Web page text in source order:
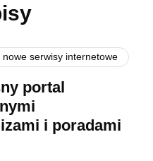
nowe serwisy internetowe
portal
i poradami